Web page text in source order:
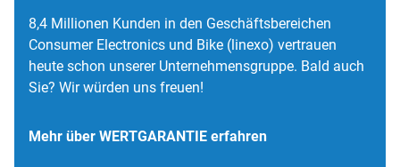
8,4 Millionen Kunden in den Geschäftsbereichen
Consumer Electronics und Bike (linexo) vertrauen
heute schon unserer Unternehmensgruppe. Bald auch
Sie? Wir würden uns freuen!
Mehr über WERTGARANTIE erfahren